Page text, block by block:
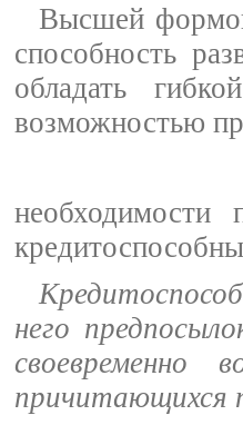
Высшей
способность
обладать
возможностью
необходимости
него
своевременно
причитающихся